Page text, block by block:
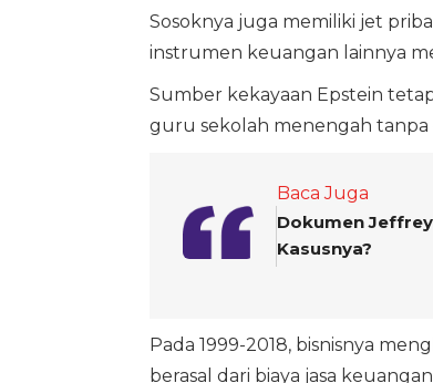
Sosoknya juga memiliki jet
instrumen keuangan lainnya
Sumber kekayaan Epstein
guru sekolah menengah tanpa
Baca Juga
Dokumen
Kasusnya?
Pada 1999-2018, bisnisnya
berasal dari biaya jasa